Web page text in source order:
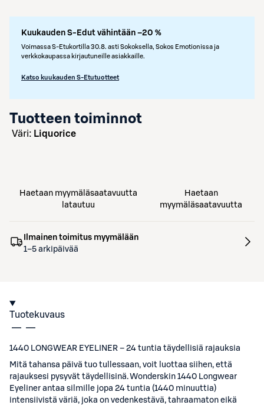
Kuukauden S-Edut vähintään –20 %
Voimassa S-Etukortilla 30.8. asti Sokoksella, Sokos Emotionissa ja
verkkokaupassa kirjautuneille asiakkaille.
Katso kuukauden S-Etutuotteet
Tuotteen toiminnot
väri: Liquorice
Haetaan myymäläsaatavuutta
latautuu
Haetaan
myymäläsaatavuutta
Ilmainen toimitus myymälään
1–5 arkipäivää
Tuotekuvaus
1440 LONGWEAR EYELINER – 24 tuntia täydellisiä rajauksia
Mitä tahansa päivä tuo tullessaan, voit luottaa siihen, että
rajauksesi pysyvät täydellisinä. Wonderskin 1440 Longwear
Eyeliner antaa silmille jopa 24 tuntia (1440 minuuttia)
intensiivistä väriä, joka on vedenkestävä, tahraamaton eikä